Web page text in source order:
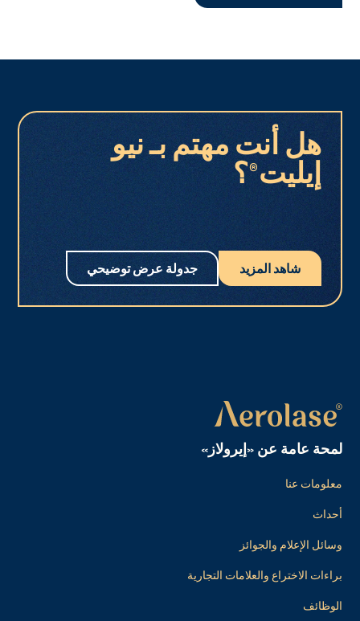
هل أنت مهتم بـ نيو
إيليت®؟
شاهد المزيد جدولة عرض توضيحي
لمحة عامة عن «إيرولاز»
معلومات عنا
أحداث
وسائل الإعلام والجوائز
براءات الاختراع والعلامات التجارية
الوظائف